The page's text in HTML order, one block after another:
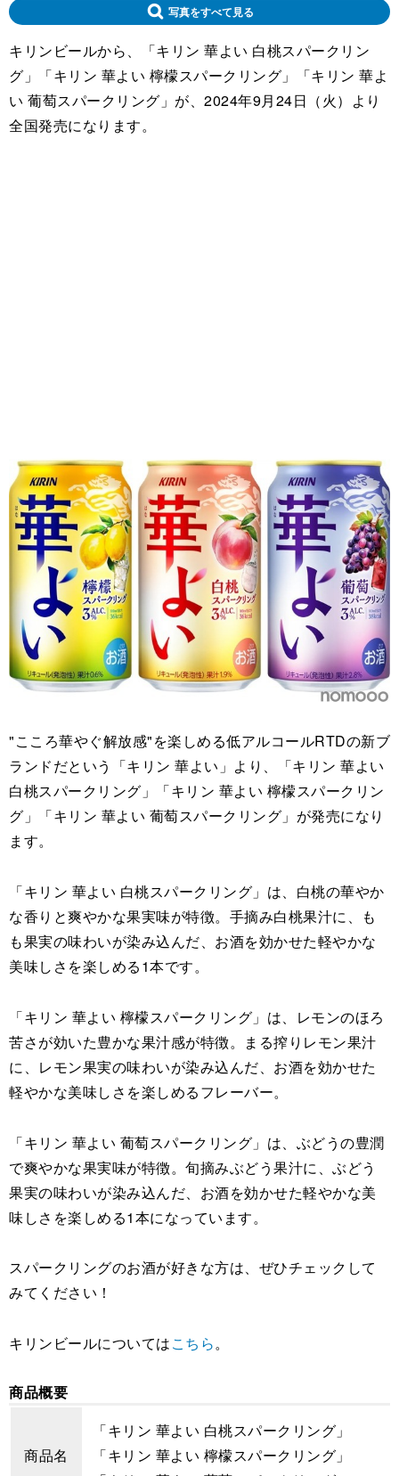
写真をすべて見る
キリンビールから、「キリン 華よい 白桃スパークリン
グ」「キリン 華よい 檸檬スパークリング」「キリン 華よ
い 葡萄スパークリング」が、2024年9月24日（火）より
全国発売になります。
"こころ華やぐ解放感"を楽しめる低アルコールRTDの新ブ
ランドだという「キリン 華よい」より、「キリン 華よい
白桃スパークリング」「キリン 華よい 檸檬スパークリン
グ」「キリン 華よい 葡萄スパークリング」が発売になり
ます。
「キリン 華よい 白桃スパークリング」は、白桃の華やか
な香りと爽やかな果実味が特徴。手摘み白桃果汁に、も
も果実の味わいが染み込んだ、お酒を効かせた軽やかな
美味しさを楽しめる1本です。
「キリン 華よい 檸檬スパークリング」は、レモンのほろ
苦さが効いた豊かな果汁感が特徴。まる搾りレモン果汁
に、レモン果実の味わいが染み込んだ、お酒を効かせた
軽やかな美味しさを楽しめるフレーバー。
「キリン 華よい 葡萄スパークリング」は、ぶどうの豊潤
で爽やかな果実味が特徴。旬摘みぶどう果汁に、ぶどう
果実の味わいが染み込んだ、お酒を効かせた軽やかな美
味しさを楽しめる1本になっています。
スパークリングのお酒が好きな方は、ぜひチェックして
みてください！
キリンビールについてはこちら。
商品概要
商品名
「キリン 華よい 白桃スパークリング」
「キリン 華よい 檸檬スパークリング」